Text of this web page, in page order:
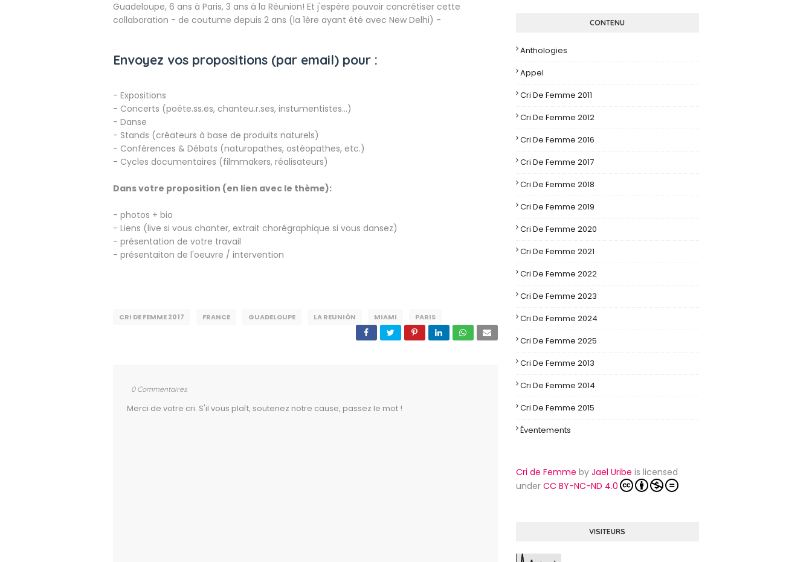
Guadeloupe, 6 ans à Paris, 3 ans à la Réunion! Et j'espère pouvoir concrétiser cette
collaboration - de coutume depuis 2 ans (la 1ère ayant été avec New Delhi) -
Envoyez vos propositions (par email) pour :
- Expositions
- Concerts (poéte.ss.es, chanteu.r.ses, instumentistes...)
- Danse
- Stands (créateurs à base de produits naturels)
- Conférences & Débats (naturopathes, ostéopathes, etc.)
- Cycles documentaires (filmmakers, réalisateurs)
Dans votre proposition (en lien avec le thème):
- photos + bio
- Liens (live si vous chanter, extrait chorégraphique si vous dansez)
- présentation de votre travail
- présentaiton de l'oeuvre / intervention
CRI DE FEMME 2017 FRANCE GUADELOUPE LA REUNIÓN MIAMI PARIS
0 Commentaires
Merci de votre cri. S'il vous plaît, soutenez notre cause, passez le mot !
CONTENU
Anthologies
Appel
Cri De Femme 2011
Cri De Femme 2012
Cri De Femme 2016
Cri De Femme 2017
Cri De Femme 2018
Cri De Femme 2019
Cri De Femme 2020
Cri De Femme 2021
Cri De Femme 2022
Cri De Femme 2023
Cri De Femme 2024
Cri De Femme 2025
Cri De Femme 2013
Cri De Femme 2014
Cri De Femme 2015
Éventements
Cri de Femme by Jael Uribe is licensed
under CC BY-NC-ND 4.0
VISITEURS